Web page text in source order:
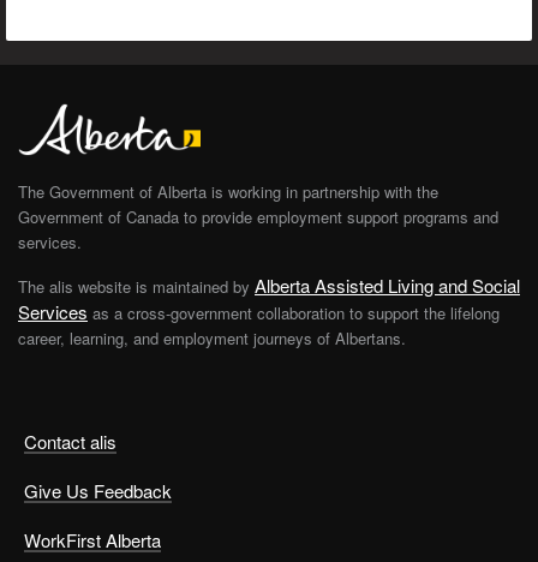
Contact alis
Give Us Feedback
WorkFirst Alberta
The Government of Alberta is working in partnership with the
Government of Canada to provide employment support programs and
services.
The alis website is maintained by Alberta Assisted Living and Social
Services as a cross-government collaboration to support the lifelong
career, learning, and employment journeys of Albertans.